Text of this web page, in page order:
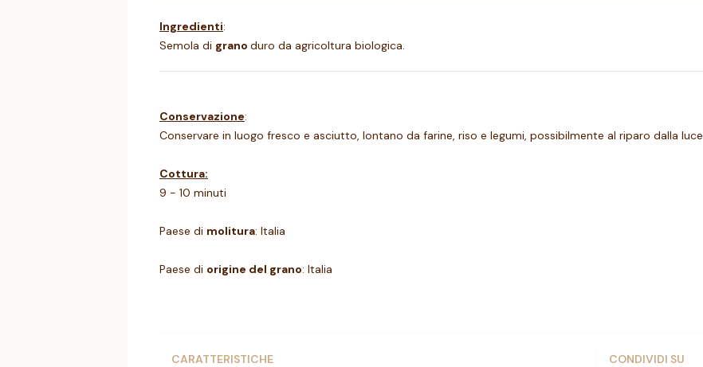
Ingredienti:
Semola di grano duro da agricoltura biologica.
Conservazione:
Conservare in luogo fresco e asciutto, lontano da farine, riso e legumi, possibilmente al riparo dalla luce
Cottura:
9 - 10 minuti
Paese di molitura: Italia
Paese di origine del grano: Italia
CARATTERISTICHE CONDIVIDI SU